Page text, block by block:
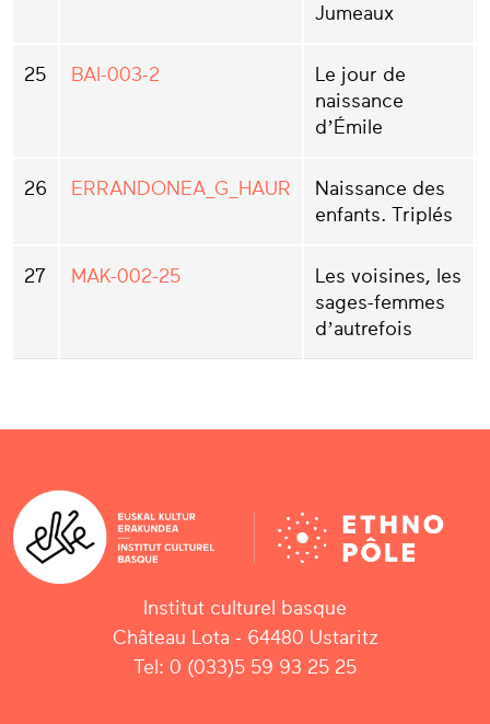
Jumeaux
25 BAI-003-2
Le jour de
naissance
d’Émile
26 ERRANDONEA_G_HAUR
Naissance des
enfants. Triplés
27 MAK-002-25
Les voisines, les
sages-femmes
d’autrefois
Institut culturel basque
Château Lota - 64480 Ustaritz
Tel: 0 (033)5 59 93 25 25